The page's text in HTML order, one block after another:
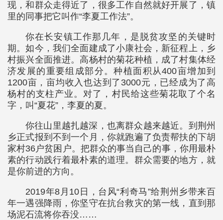
现，和群众走得近了，很多工作自然就好开展了，镇
里的同事把它叫作“李夏工作法”。
你在长安镇工作那几年，是脱贫攻坚的关键时
期。如今，我们全面建成了小康社会，新征程上，乡
村振兴全面推进。高杨村的菊花种植，成了村集体经
济发展的重要组成部分。种植面积从400亩增加到
1200亩，亩均收入也达到了3000元，已经成为了高
杨村的支柱产业。对了，村民给这些菊花取了个名
字，叫“夏花”，李夏的夏。
你往山里越扎越深，也离群众越来越近。到荆州
乡正式报到不到一个月，你就跑遍了负责帮扶的下胡
家村36户贫困户。把群众的事当自己的事，你用最朴
素的行动践行着最朴素的道理。群众需要的地方，就
是你前进的方向。
2019年8月10日，台风“利奇马”给荆州乡带来百
年一遇强降雨，你坚守在抗台救灾的第一线，直到那
场泥石流将你吞没……